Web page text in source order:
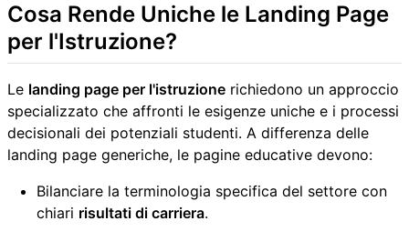
Cosa Rende Uniche le Landing Page
per l'Istruzione?
Le landing page per l'istruzione richiedono un approccio
specializzato che affronti le esigenze uniche e i processi
decisionali dei potenziali studenti. A differenza delle
landing page generiche, le pagine educative devono:
Bilanciare la terminologia specifica del settore con
chiari risultati di carriera.